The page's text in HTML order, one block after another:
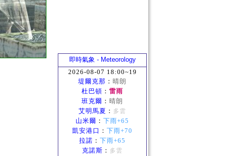
即時氣象 - Meteorology
2026-08-07 18:00~19
堤爾克那 ： 晴朗
杜巴頓 ： 雷雨
班克爾 ： 晴朗
艾明馬夏 ： 多雲
山米爾 ： 下雨+65
凱安港口 ： 下雨+70
拉諾 ： 下雨+65
克諾斯 ： 多雲